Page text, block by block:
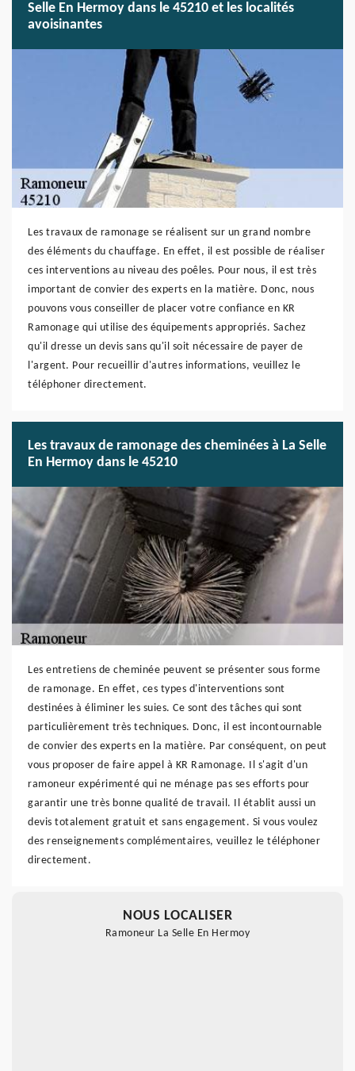
Selle En Hermoy dans le 45210 et les localités
avoisinantes
Les travaux de ramonage se réalisent sur un grand nombre
des éléments du chauffage. En effet, il est possible de réaliser
ces interventions au niveau des poêles. Pour nous, il est très
important de convier des experts en la matière. Donc, nous
pouvons vous conseiller de placer votre confiance en KR
Ramonage qui utilise des équipements appropriés. Sachez
qu'il dresse un devis sans qu'il soit nécessaire de payer de
l'argent. Pour recueillir d'autres informations, veuillez le
téléphoner directement.
Les travaux de ramonage des cheminées à La Selle
En Hermoy dans le 45210
Les entretiens de cheminée peuvent se présenter sous forme
de ramonage. En effet, ces types d'interventions sont
destinées à éliminer les suies. Ce sont des tâches qui sont
particulièrement très techniques. Donc, il est incontournable
de convier des experts en la matière. Par conséquent, on peut
vous proposer de faire appel à KR Ramonage. Il s'agit d'un
ramoneur expérimenté qui ne ménage pas ses efforts pour
garantir une très bonne qualité de travail. Il établit aussi un
devis totalement gratuit et sans engagement. Si vous voulez
des renseignements complémentaires, veuillez le téléphoner
directement.
NOUS LOCALISER
Ramoneur La Selle En Hermoy